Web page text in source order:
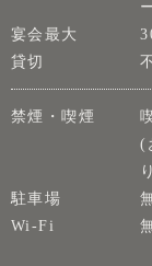
宴会最大
貸切
禁煙・喫煙
(
駐車場
Wi-Fi